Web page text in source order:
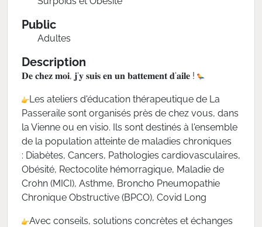
Public
Adultes
Description
𝐃𝐞 𝐜𝐡𝐞𝐳 𝐦𝐨𝐢, 𝐣‘𝐲 𝐬𝐮𝐢𝐬 𝐞𝐧 𝐮𝐧 𝐛𝐚𝐭𝐭𝐞𝐦𝐞𝐧𝐭 𝐝‘𝐚𝐢𝐥𝐞 !
Les ateliers d'éducation thérapeutique de La
Passeraile sont organisés près de chez vous, dans
la Vienne ou en visio. Ils sont destinés à l'ensemble
de la population atteinte de maladies chroniques
: Diabètes, Cancers, Pathologies cardiovasculaires,
Obésité, Rectocolite hémorragique, Maladie de
Crohn (MICI), Asthme, Broncho Pneumopathie
Chronique Obstructive (BPCO), Covid Long
Avec conseils, solutions concrètes et échanges